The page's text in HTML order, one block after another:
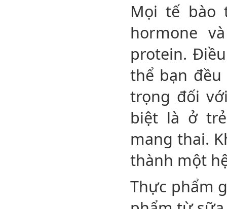
Mọi tế bào
hormone
protein.
thể bạn
trọng đối
biệt là ở
mang thai.
thành một
Thực phẩm